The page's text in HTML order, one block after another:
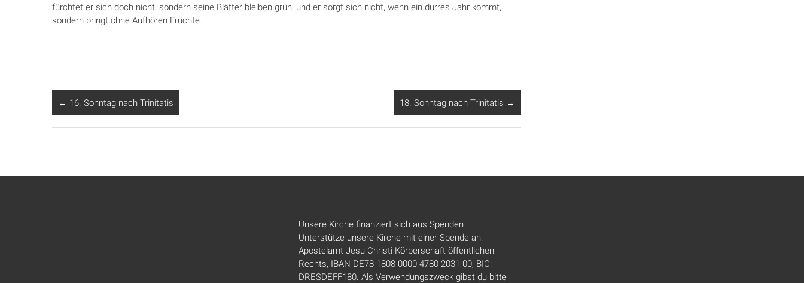
fürchtet er sich doch nicht, sondern seine Blätter bleiben grün; und er sorgt sich nicht, wenn ein dürres Jahr kommt,
sondern bringt ohne Aufhören Früchte.
← 16. Sonntag nach Trinitatis 18. Sonntag nach Trinitatis →
Unsere Kirche finanziert sich aus Spenden.
Unterstütze unsere Kirche mit einer Spende an:
Apostelamt Jesu Christi Körperschaft öffentlichen
Rechts, IBAN DE78 1808 0000 4780 2031 00, BIC:
DRESDEFF180. Als Verwendungszweck gibst du bitte